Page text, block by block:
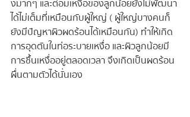
งมากๆ และต่อมเหงื่อของลูกน้อยยังไม่พัฒนา
ได้ไม่เต็มที่เหมือนกับผู้ใหญ่ ( ผู้ใหญ่บางคนก็
ยังมีปัญหาผิวผดร้อนได้เหมือนกัน) ทำให้เกิด
การอุดตันในท่อระบายเหงื่อ และผิวลูกน้อยมี
การชื้นเหงื่ออยู่ตลอดเวลา จึงเกิดเป็นผดร้อน
ผื่นตามตัวได้นั่นเอง